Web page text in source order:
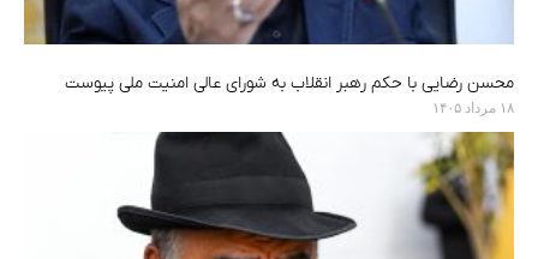
محسن رضایی با حکم رهبر انقلاب به شورای عالی امنیت ملی پیوست
۱۸ مرداد ۱۴۰۵